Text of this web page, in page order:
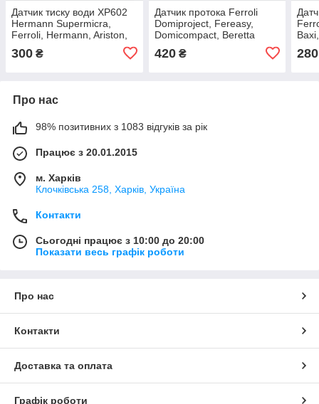
Датчик тиску води XP602
Hermann Supermicra,
Ferroli, Hermann, Ariston,
300 ₴
Датчик протока Ferroli
Domiproject, Fereasy,
Domicompact, Beretta
420₴ 280
Про нас
98% позитивних з 1083 відгуків за рік
Працює з 20.01.2015
м. Харків
Клочкiвська 258, Харків, Україна
Контакти
Сьогодні працює з 10:00 до 20:00
Показати весь графік роботи
Про нас
Контакти
Доставка та оплата
Графік роботи